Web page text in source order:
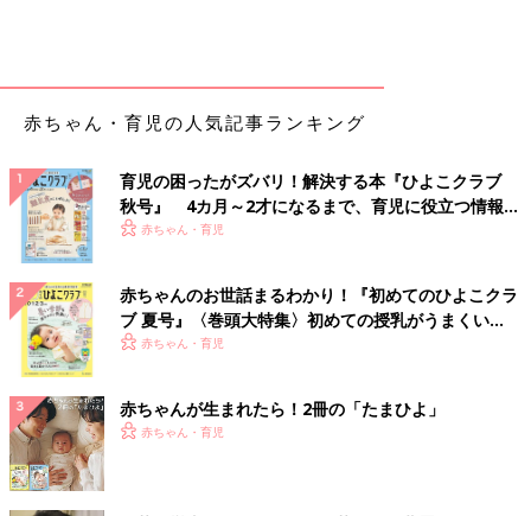
ものですよ」と、声をかけられ、不思議とその言葉がすっと腑
秋に第2子の妊娠がわかり、そこからは長女の時の経験を参考に
しながら過ごしました。妻の懸念は第１子の時に長く続いた
り。
6週から13週までつわりで苦しみ、それが再びかもしれないと覚
悟しているようでした。幸いにも第１子よりは短い期間で終わり
ましたが、それでもつらさというのは変わらないだろうし、男性
は見守ることしかできないと今回も感じました。
出産までの間、妻は長女の時よりいろいろと動くことができ、元
気で過ごせましたが、「抱っこできないのが寂しい」と話してい
ました。長女の成長を喜びながら、年子となる二女のことや、姉
妹をどのように育てていくか、夫婦で考えを巡らせました。１つ
赤ちゃん・育児の人気記事ランキング
育児の困ったがズバリ！解決する本『ひよこクラブ
秋号』 4カ月～2才になるまで、育児に役立つ情報が
いっぱい！
赤ちゃん・育児
赤ちゃんのお世話まるわかり！『初めてのひよこクラ
ブ 夏号』〈巻頭大特集〉初めての授乳がうまくい
く！ おっぱい・ミルクの基本と夏のトラブル 解決テ
赤ちゃん・育児
赤ちゃんが生まれたら！2冊の「たまひよ」
赤ちゃん・育児